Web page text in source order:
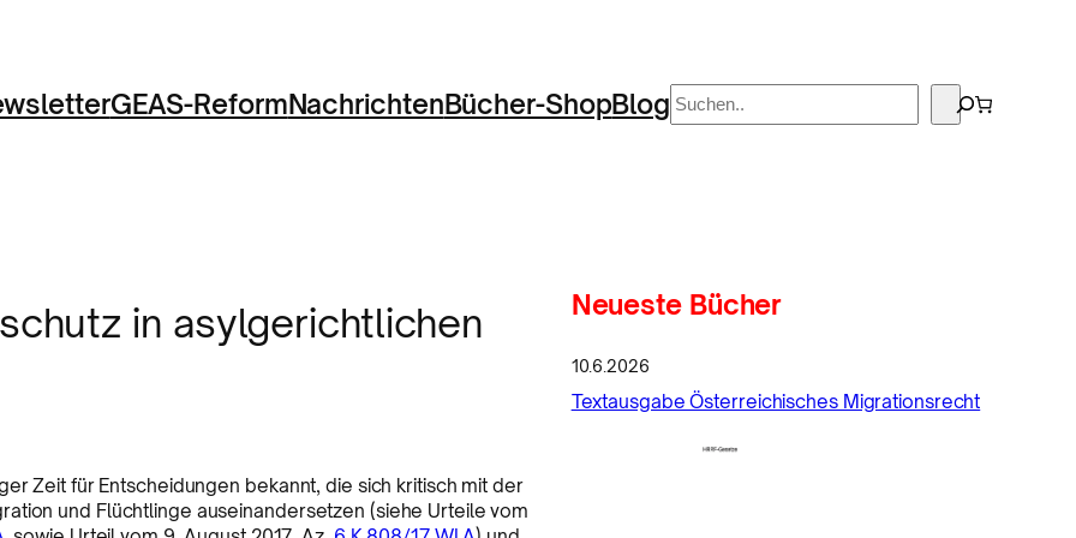
GEAS-ReformNachrichtenBücher-ShopBlog Suchen
in asylgerichtlichen
Zeit für Entscheidungen bekannt, die sich kritisch mit der
und Flüchtlinge auseinandersetzen (siehe Urteile vom
Neueste Bücher
10.6.2026
Textausgabe Österreichisches Migrationsrecht